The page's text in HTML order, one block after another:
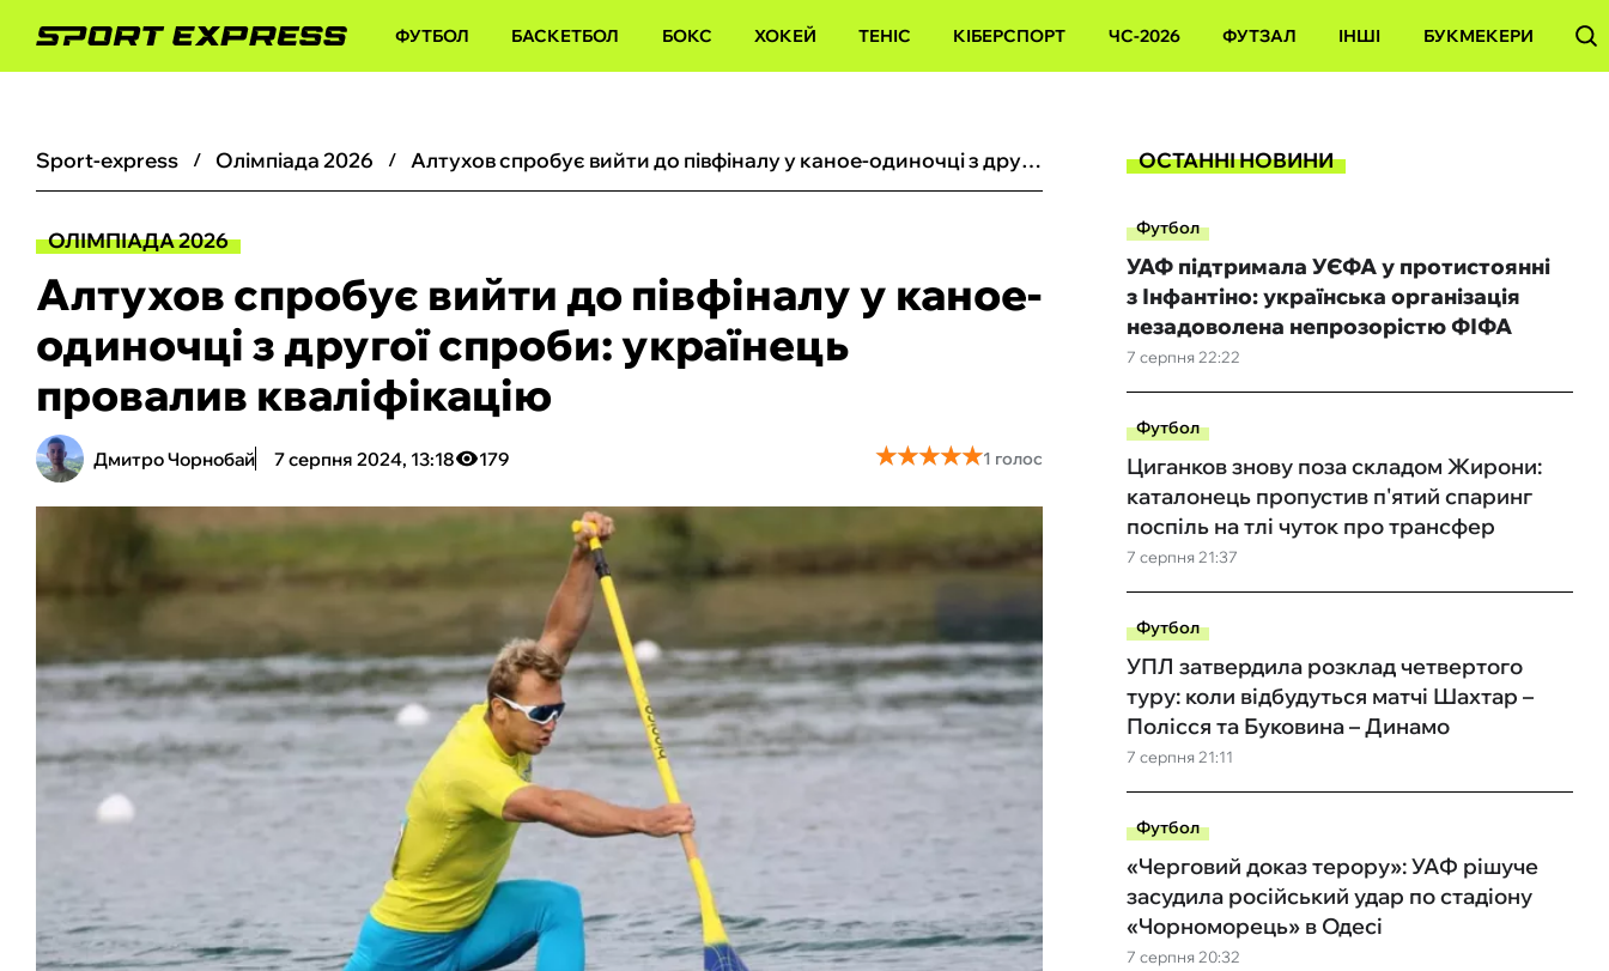
ФУТБОЛ БАСКЕТБОЛ БОКС ХОКЕЙ ТЕНІС КІБЕРСПОРТ ЧС-2026 ФУТЗАЛ ІНШІ БУКМЕКЕРИ
sport-express олімпіада 2026 Алтухов спробує вийти до півфіналу у каное-одиночці з другої спроби: українець провалив кваліфікацію
ОЛІМПІАДА 2026
Алтухов спробує вийти до півфіналу у каное-
одиночці з другої спроби: українець
провалив кваліфікацію
Дмитро Чорнобай 7 серпня 2024, 13:18 179 ★★★★★
★★★★★1 голос
ОСТАННІ НОВИНИ
Футбол
7 серпня 22:22
УАФ підтримала УЄФА у протистоянні
з Інфантіно: українська організація
незадоволена непрозорістю ФІФА
Футбол
7 серпня 21:37
Циганков знову поза складом Жирони:
каталонець пропустив п'ятий спаринг
поспіль на тлі чуток про трансфер
Футбол
7 серпня 21:11
УПЛ затвердила розклад четвертого
туру: коли відбудуться матчі Шахтар –
Полісся та Буковина – Динамо
Футбол
7 серпня 20:32
«Черговий доказ терору»: УАФ рішуче
засудила російський удар по стадіону
«Чорноморець» в Одесі